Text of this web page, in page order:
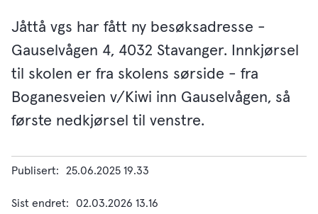
Jåttå vgs har fått ny besøksadresse -
Gauselvågen 4, 4032 Stavanger. Innkjørsel
til skolen er fra skolens sørside - fra
Boganesveien v/Kiwi inn Gauselvågen, så
første nedkjørsel til venstre.
Publisert 25.06.2025 19.33
Sist endret 02.03.2026 13.16